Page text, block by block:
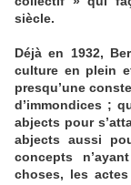
siècle.
Déjà en 1932,
culture en plein
presqu’une
d’immondices ;
abjects pour
abjects aussi
concepts
choses, les